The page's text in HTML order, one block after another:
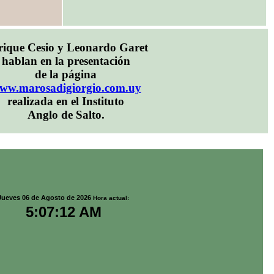
Cesio y Leonardo Garet
hablan en la presentación
de la página
realizada en el Instituto
Anglo de Salto.
06 de Agosto de 2026 Hora actual:
5:07:13 AM